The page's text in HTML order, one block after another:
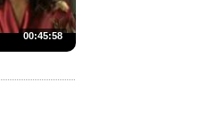
00:45:58